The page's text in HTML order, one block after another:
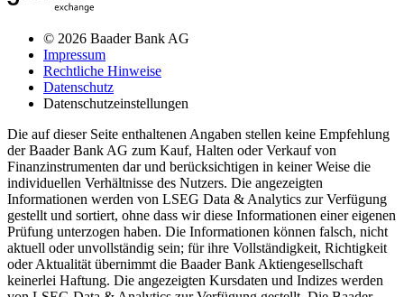
© 2026 Baader Bank AG
Impressum
Rechtliche Hinweise
Datenschutz
Datenschutzeinstellungen
Die auf dieser Seite enthaltenen Angaben stellen keine Empfehlung
der Baader Bank AG zum Kauf, Halten oder Verkauf von
Finanzinstrumenten dar und berücksichtigen in keiner Weise die
individuellen Verhältnisse des Nutzers. Die angezeigten
Informationen werden von LSEG Data & Analytics zur Verfügung
gestellt und sortiert, ohne dass wir diese Informationen einer eigenen
Prüfung unterzogen haben. Die Informationen können falsch, nicht
aktuell oder unvollständig sein; für ihre Vollständigkeit, Richtigkeit
oder Aktualität übernimmt die Baader Bank Aktiengesellschaft
keinerlei Haftung. Die angezeigten Kursdaten und Indizes werden